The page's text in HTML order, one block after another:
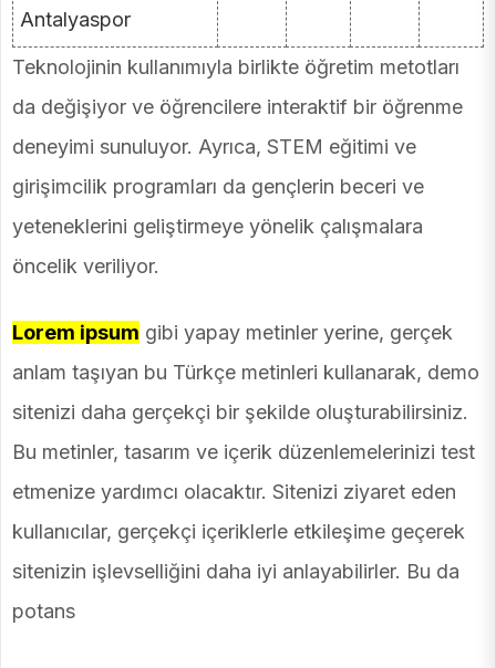
Antalyaspor
Teknolojinin kullanımıyla birlikte öğretim metotları
da değişiyor ve öğrencilere interaktif bir öğrenme
deneyimi sunuluyor. Ayrıca, STEM eğitimi ve
girişimcilik programları da gençlerin beceri ve
yeteneklerini geliştirmeye yönelik çalışmalara
öncelik veriliyor.
Lorem ipsum gibi yapay metinler yerine, gerçek
anlam taşıyan bu Türkçe metinleri kullanarak, demo
sitenizi daha gerçekçi bir şekilde oluşturabilirsiniz.
Bu metinler, tasarım ve içerik düzenlemelerinizi test
etmenize yardımcı olacaktır. Sitenizi ziyaret eden
kullanıcılar, gerçekçi içeriklerle etkileşime geçerek
sitenizin işlevselliğini daha iyi anlayabilirler. Bu da
potans